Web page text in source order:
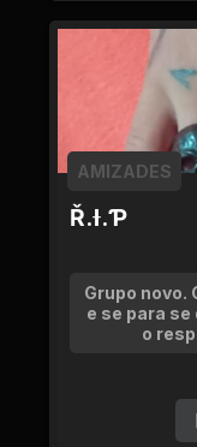
Ř.Ɨ.Ƥ
AMIZADES
Grupo novo.
e se para
o